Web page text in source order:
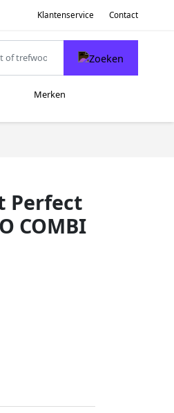
Klantenservice Contact
Merken
Perfect
COMBI